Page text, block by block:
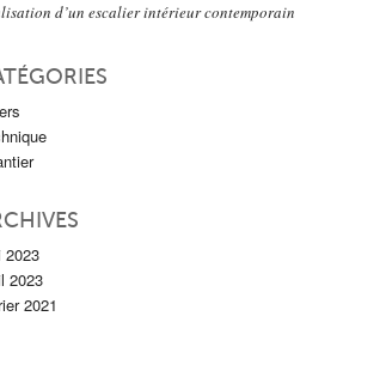
d’un escalier intérieur contemporain
2023
2023
2021